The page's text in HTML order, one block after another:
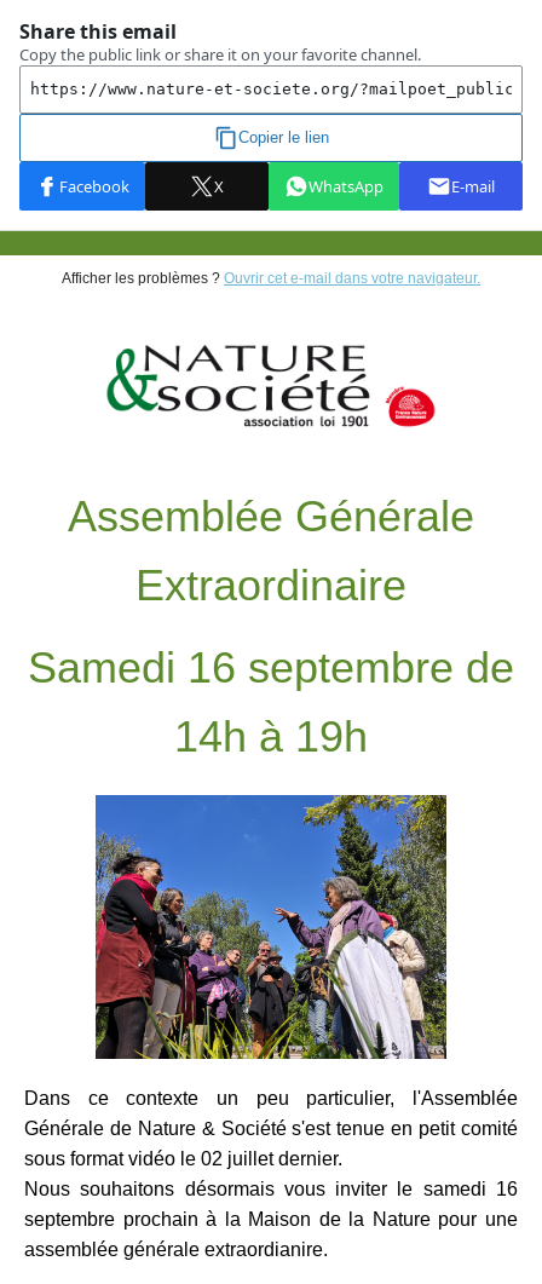
Afficher les problèmes ? Ouvrir cet e-mail dans votre navigateur.
Assemblée Générale
Extraordinaire
Samedi 16 septembre de
14h à 19h
Dans ce contexte un peu particulier, l'Assemblée
Générale de Nature & Société s'est tenue en petit comité
sous format vidéo le 02 juillet dernier.
Nous souhaitons désormais vous inviter le samedi 16
septembre prochain à la Maison de la Nature pour une
assemblée générale extraordianire.